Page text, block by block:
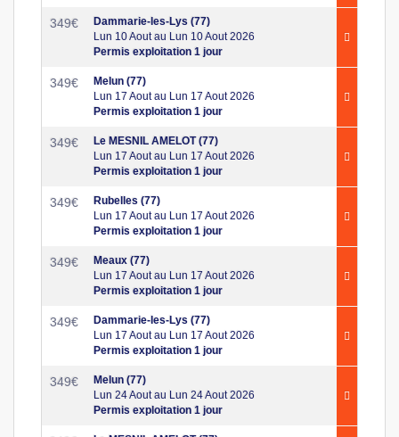
349€
Dammarie-les-Lys (77)
Lun 10 Aout au Lun 10 Aout 2026
Permis exploitation 1 jour
349€
Melun (77)
Lun 17 Aout au Lun 17 Aout 2026
Permis exploitation 1 jour
349€
Le MESNIL AMELOT (77)
Lun 17 Aout au Lun 17 Aout 2026
Permis exploitation 1 jour
349€
Rubelles (77)
Lun 17 Aout au Lun 17 Aout 2026
Permis exploitation 1 jour
349€
Meaux (77)
Lun 17 Aout au Lun 17 Aout 2026
Permis exploitation 1 jour
349€
Dammarie-les-Lys (77)
Lun 17 Aout au Lun 17 Aout 2026
Permis exploitation 1 jour
349€
Melun (77)
Lun 24 Aout au Lun 24 Aout 2026
Permis exploitation 1 jour